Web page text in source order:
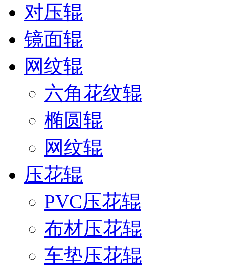
对压辊
镜面辊
网纹辊
六角花纹辊
椭圆辊
网纹辊
压花辊
PVC压花辊
布材压花辊
车垫压花辊